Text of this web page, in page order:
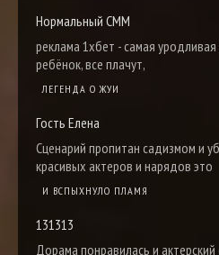
Нормальный СММ
реклама 1хбет - самая уродливая
ребёнок, все плачут,
ЛЕГЕНДА О ЖУИ
Гость Елена
Сценарий пропитан садизмом и
красивых актеров и нарядов это
И ВСПЫХНУЛО ПЛАМЯ
131313
Дорама понравилась и